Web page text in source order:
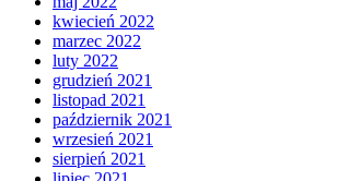
kwiecień 2022
marzec 2022
luty 2022
grudzień 2021
listopad 2021
październik 2021
wrzesień 2021
sierpień 2021